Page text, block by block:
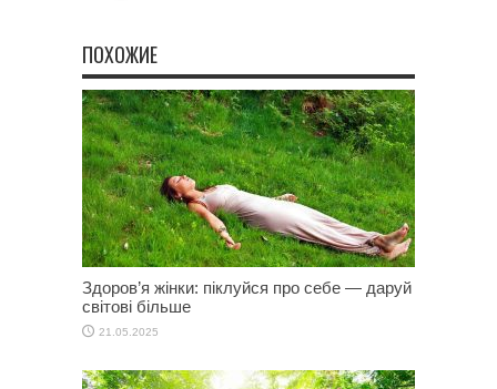
ПОХОЖИЕ
Здоров’я жінки: піклуйся про себе — даруй
світові більше
21.05.2025